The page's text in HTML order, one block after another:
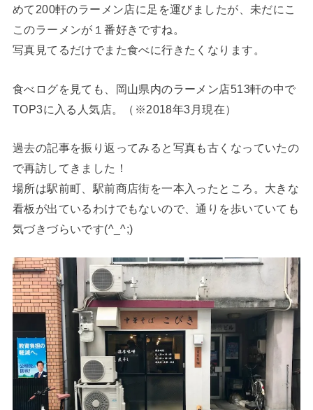
めて200軒のラーメン店に足を運びましたが、未だにこ
このラーメンが１番好きですね。
写真見てるだけでまた食べに行きたくなります。
食べログを見ても、岡山県内のラーメン店513軒の中で
TOP3に入る人気店。（※2018年3月現在）
過去の記事を振り返ってみると写真も古くなっていたの
で再訪してきました！
場所は駅前町、駅前商店街を一本入ったところ。大きな
看板が出ているわけでもないので、通りを歩いていても
気づきづらいです(^_^;)